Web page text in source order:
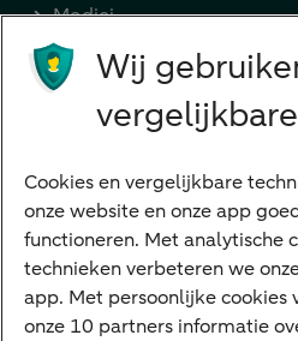
Medici
Advocaten en notarissen
Diensten
VraagHugo
Corporate Finance
Tikkie zakelijk
Wij
Cookies en vergelijkbare
onze website en onze app
functioneren. Met analytische
technieken verbeteren we
app. Met persoonlijke cookies
onze 10 partners informatie